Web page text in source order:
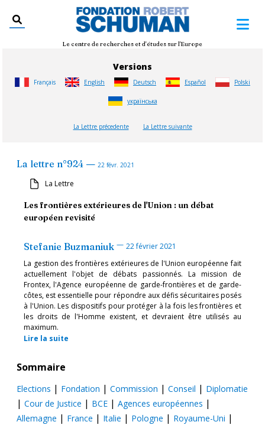
Le centre de recherches et d'études sur l'Europe
Versions
Français English Deutsch Español Polski
українська
La Lettre précedente La Lettre suivante
La lettre n°924 — 22 févr. 2021
La Lettre
Les frontières extérieures de l'Union : un débat
européen revisité
Stefanie Buzmaniuk — 22 février 2021
La gestion des frontières extérieures de l'Union européenne fait
actuellement l'objet de débats passionnés. La mission de
Frontex, l'Agence européenne de garde-frontières et de garde-
côtes, est essentielle pour répondre aux défis sécuritaires posés
à l'Union. Les dispositifs pour protéger à la fois les frontières et
les droits de l'Homme existent, et devraient être utilisés au
maximum.
Lire la suite
Sommaire
Elections | Fondation | Commission | Conseil | Diplomatie
| Cour de Justice | BCE | Agences européennes |
Allemagne | France | Italie | Pologne | Royaume-Uni |